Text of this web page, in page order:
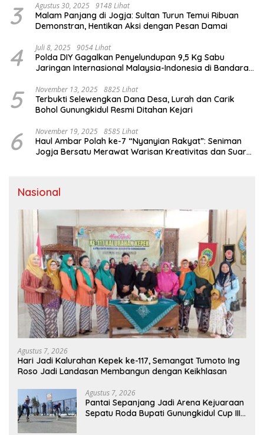
3 Agustus 30, 2025 9148 Lihat
Malam Panjang di Jogja: Sultan Turun Temui Ribuan
Demonstran, Hentikan Aksi dengan Pesan Damai
4 Juli 8, 2025 9054 Lihat
Polda DIY Gagalkan Penyelundupan 9,5 Kg Sabu
Jaringan Internasional Malaysia-Indonesia di Bandara
5 November 13, 2025 8825 Lihat
Terbukti Selewengkan Dana Desa, Lurah dan Carik
Bohol Gunungkidul Resmi Ditahan Kejari
6 November 19, 2025 8585 Lihat
Haul Ambar Polah ke-7 “Nyanyian Rakyat”: Seniman
Jogja Bersatu Merawat Warisan Kreativitas dan Suara
Nasional
Agustus 7, 2026
Hari Jadi Kalurahan Kepek ke-117, Semangat Tumoto Ing
Roso Jadi Landasan Membangun dengan Keikhlasan
Agustus 7, 2026
Pantai Sepanjang Jadi Arena Kejuaraan
Sepatu Roda Bupati Gunungkidul Cup III